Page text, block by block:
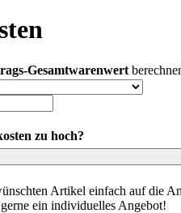
Gesamtwarenwert
zu hoch?
Artikel einfach auf die
ein individuelles Angebot!